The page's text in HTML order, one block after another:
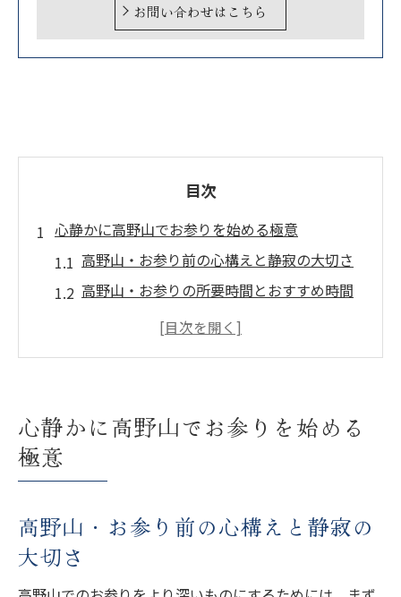
お問い合わせはこちら
目次
心静かに高野山でお参りを始める極意
高野山・お参り前の心構えと静寂の大切さ
高野山・お参りの所要時間とおすすめ時間
方
高野山・お参り作法で心を整えるポイント
高野山・お参り時に守るべき静寂のマナー
心静かに高野山でお参りを始める
極意
高野山・お参り前の心構えと静寂の
大切さ